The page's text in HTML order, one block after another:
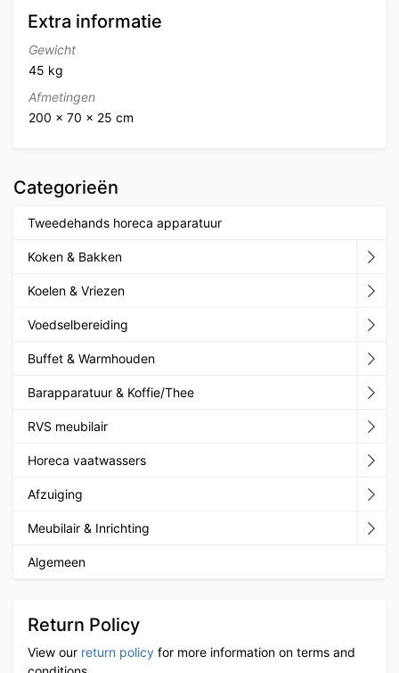
Extra informatie
Gewicht
45 kg
Afmetingen
200 × 70 × 25 cm
Categorieën
Tweedehands horeca apparatuur
Koken & Bakken
Koelen & Vriezen
Voedselbereiding
Buffet & Warmhouden
Barapparatuur & Koffie/Thee
RVS meubilair
Horeca vaatwassers
Afzuiging
Meubilair & Inrichting
Algemeen
Return Policy
View our return policy for more information on terms and